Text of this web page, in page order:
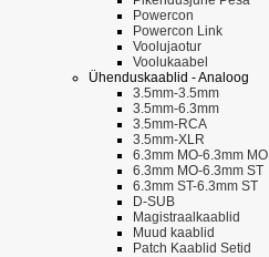
Powercon
Powercon Link
Voolujaotur
Voolukaabel
Ühenduskaablid - Analoog
3.5mm-3.5mm
3.5mm-6.3mm
3.5mm-RCA
3.5mm-XLR
6.3mm MO-6.3mm MO
6.3mm MO-6.3mm ST
6.3mm ST-6.3mm ST
D-SUB
Magistraalkaablid
Muud kaablid
Patch Kaablid Setid